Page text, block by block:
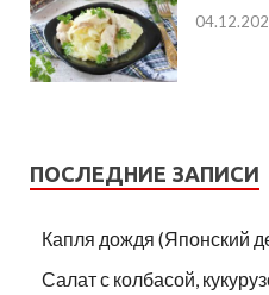
ПОСЛЕДНИЕ ЗАПИСИ
Капля дождя (Японский
Салат с колбасой,